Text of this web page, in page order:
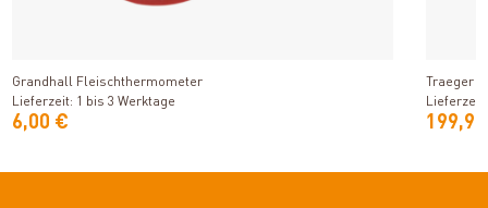
Grandhall Fleischthermometer
Lieferzeit: 1 bis 3 Werktage
6,00 €
Traeger